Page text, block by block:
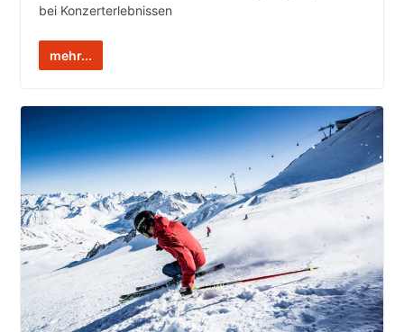
bei Konzerterlebnissen
mehr...